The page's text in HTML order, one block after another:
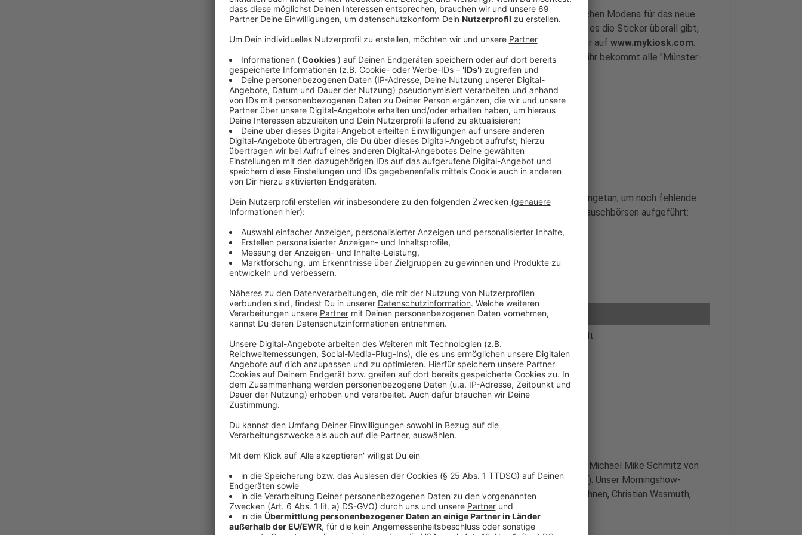
Drei Millionen Sticker-Bilder sind in der ersten Auflage im italienischen Modena für das neue
gedruckt worden. Wo es die Sticker überall gibt,
erfahrt ihr auf www.muenster-sammelt.de/verkaufsstellen oder auf www.mykiosk.com.
Einfach nach eurem Standort und "Münster sammelt" suchen und ihr bekommt alle "Münster-
Panini"-Verkaufsstellen in eurer Nähe angezeigt.
Anzeige
Gemeinsam sammelt es sich besser
Anzeige
Bei Facebook haben sich bereits fleißige Sammler:innen zusammengetan, um noch fehlende
Sticker zu tauschen. Wir haben euch hier mal die uns bekannten Tauschbörsen aufgeführt:
PANINI Münster
Tauschbörse Panini Münster
Münster sammelt Münster
Anzeige
©Münster4Life/Hafenarena
"Münster sammelt Münster": Das erste Panini-Album für unsere Stadt
Anzeige
Anzeige
Die Macher der PANINI-Idee sind drei Münsteraner Panini-Freaks: Michael Mike Schmitz von
Münster4Life, Chris Brinkhaus und Christian Wasmuth (Hafenarena). Unser Morningshow-
Moderator Jonas Menke hat vor Veröffentlichung mit einem von ihnen, Christian Wasmuth,
gesprochen:
Anzeige